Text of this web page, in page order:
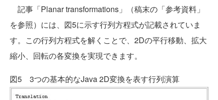
記事「Planar transformations」（稿末の「参考資料」
を参照）には、図5に示す行列方程式が記載されていま
す。この行列方程式を解くことで、2Dの平行移動、拡大
縮小、回転の各変換を実現できます。
図5 3つの基本的なJava 2D変換を表す行列演算